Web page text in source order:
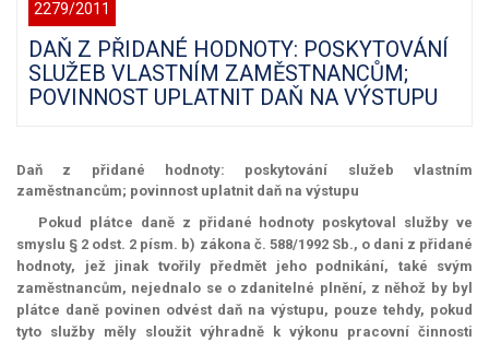
2279/2011
DAŇ Z PŘIDANÉ HODNOTY: POSKYTOVÁNÍ
SLUŽEB VLASTNÍM ZAMĚSTNANCŮM;
POVINNOST UPLATNIT DAŇ NA VÝSTUPU
Daň z přidané hodnoty: poskytování služeb vlastním
zaměstnancům; povinnost uplatnit daň na výstupu
Pokud plátce daně z přidané hodnoty poskytoval služby ve
smyslu § 2 odst. 2 písm. b) zákona č. 588/1992 Sb., o dani z přidané
hodnoty, jež jinak tvořily předmět jeho podnikání, také svým
zaměstnancům, nejednalo se o zdanitelné plnění, z něhož by byl
plátce daně povinen odvést daň na výstupu, pouze tehdy, pokud
tyto služby měly sloužit výhradně k výkonu pracovní činnosti